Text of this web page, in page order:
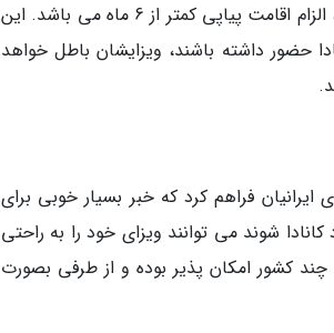
ندارند و برای اینکار باید ویزای خود را تغییر دهند. یکی دیگر از نکات این ویزا، الزام اقامت پیاپی کمتر از 6 ماه می باشد. این
از 6 ماه بصورت متوالی در کانادا حضور داشته باشند، ویزایشان باطل خواهد
جدیدی و خاصی را برای ایرانیان فراهم کرد که خبر بسیار خوبی برای
شوند می توانند ویزای خود را به راحتی
چند کشور امکان پذیر بوده و از طرفی بصورت